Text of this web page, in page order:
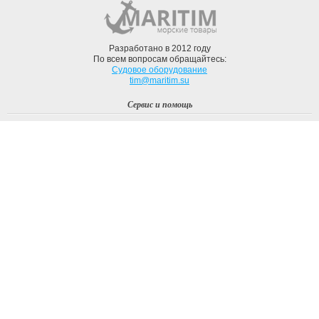
Разработано в 2012 году
По всем вопросам обращайтесь:
Судовое оборудование
tim@maritim.su
Сервис и помощь